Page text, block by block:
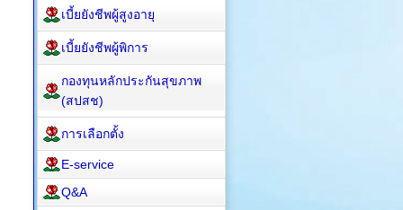
เบี้ยยังชีพผู้สูงอายุ
เบี้ยยังชีพผู้พิการ
กองทุนหลักประกันสุขภาพ
(สปสช)
การเลือกตั้ง
E-service
Q&A